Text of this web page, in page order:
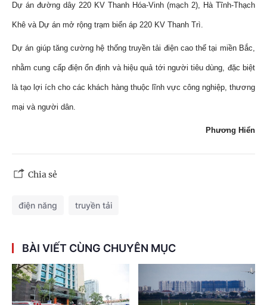
Dự án đường dây 220 KV Thanh Hóa-Vinh (mạch 2), Hà Tĩnh-Thạch
Khê và Dự án mở rộng trạm biến áp 220 KV Thanh Trì.
Dự án giúp tăng cường hệ thống truyền tải điện cao thế tại miền Bắc,
nhằm cung cấp điện ổn định và hiệu quả tới người tiêu dùng, đặc biệt
là tạo lợi ích cho các khách hàng thuộc lĩnh vực công nghiệp, thương
mại và người dân.
Phương Hiển
Chia sẻ
điện năng truyền tải
BÀI VIẾT CÙNG CHUYÊN MỤC